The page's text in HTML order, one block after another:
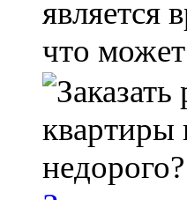
является
что